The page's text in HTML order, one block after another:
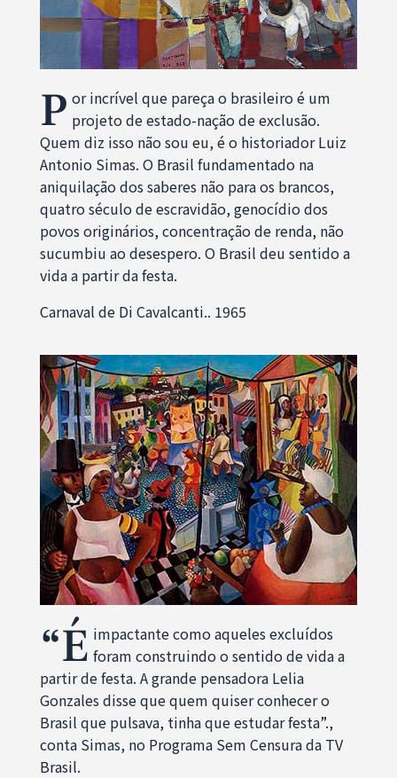
P or incrível que pareça o brasileiro é um
projeto de estado-nação de exclusão.
Quem diz isso não sou eu, é o historiador Luiz
Antonio Simas. O Brasil fundamentado na
aniquilação dos saberes não para os brancos,
quatro século de escravidão, genocídio dos
povos originários, concentração de renda, não
sucumbiu ao desespero. O Brasil deu sentido a
vida a partir da festa.
Carnaval de Di Cavalcanti.. 1965
“É impactante como aqueles excluídos
foram construindo o sentido de vida a
partir de festa. A grande pensadora Lelia
Gonzales disse que quem quiser conhecer o
Brasil que pulsava, tinha que estudar festa”.,
conta Simas, no Programa Sem Censura da TV
Brasil.